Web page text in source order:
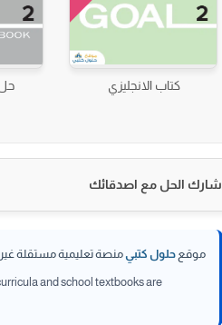
كتاب الانجليزي
شارك الحل مع اصدقائك
موقع حلول كتبي منصة تعليمية مستقلة غير
and school textbooks are